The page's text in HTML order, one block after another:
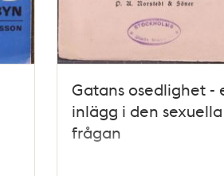
Gatans osedlighet -
inlägg i den sexuella
frågan